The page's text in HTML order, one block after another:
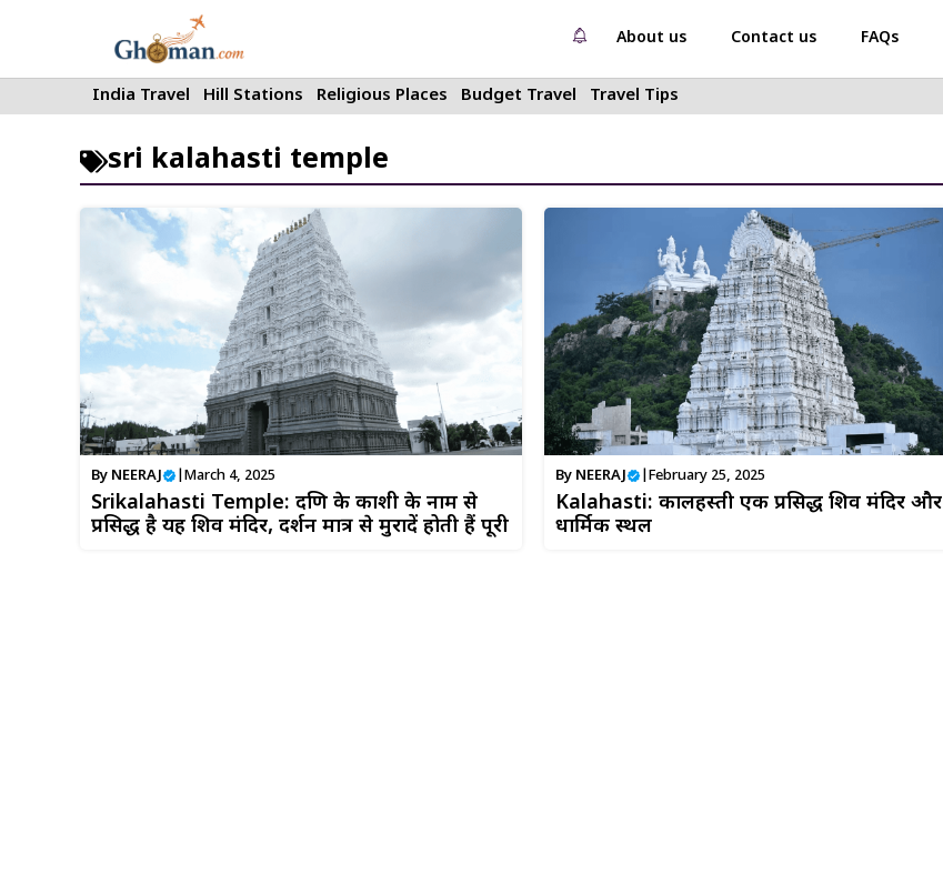
About us Contact us FAQs
India Travel Hill Stations Religious Places Budget Travel Travel Tips
sri kalahasti temple
By NEERAJ March 4, 2025
Srikalahasti Temple: दक्षिण के काशी के नाम से
प्रसिद्ध है यह शिव मंदिर, दर्शन मात्र से मुरादें होती हैं पूरी
By NEERAJ | February 25, 2025
Kalahasti: कालहस्ती एक प्रसिद्ध शिव मंदिर और
धार्मिक स्थल